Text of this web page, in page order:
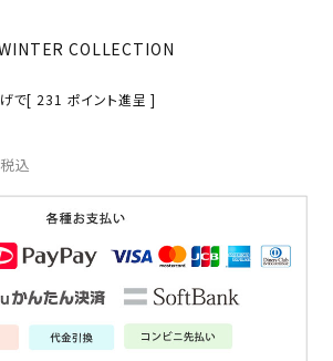
COLLECTION
で[ 231 ポイント進呈 ]
税込